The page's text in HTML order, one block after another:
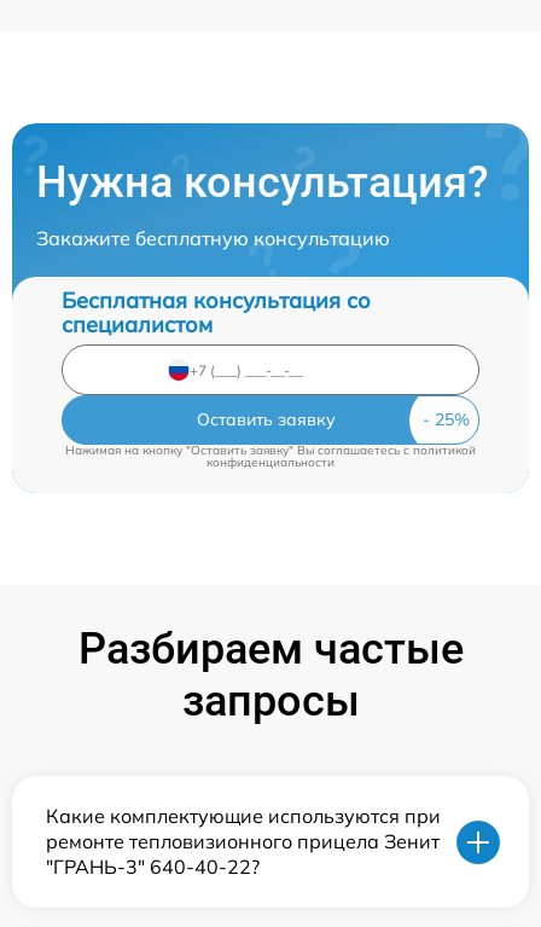
Нужна консультация?
Закажите бесплатную консультацию
Бесплатная консультация со
специалистом
Оставить заявку
Нажимая на кнопку "Оставить заявку" Вы соглашаетесь cполитикой
конфиденциальности
Разбираем частые
запросы
Какие комплектующие используются при
ремонте тепловизионного прицела Зенит
"ГРАНЬ-3" 640-40-22?